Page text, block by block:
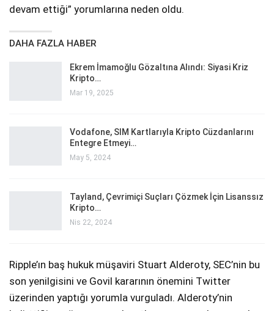
devam ettiği” yorumlarına neden oldu.
DAHA FAZLA HABER
Ekrem İmamoğlu Gözaltına Alındı: Siyasi Kriz
Kripto…
Mar 19, 2025
Vodafone, SIM Kartlarıyla Kripto Cüzdanlarını
Entegre Etmeyi…
May 5, 2024
Tayland, Çevrimiçi Suçları Çözmek İçin Lisanssız
Kripto…
Nis 22, 2024
Ripple’ın baş hukuk müşaviri Stuart Alderoty, SEC’nin bu
son yenilgisini ve Govil kararının önemini Twitter
üzerinden yaptığı yorumla vurguladı. Alderoty’nin